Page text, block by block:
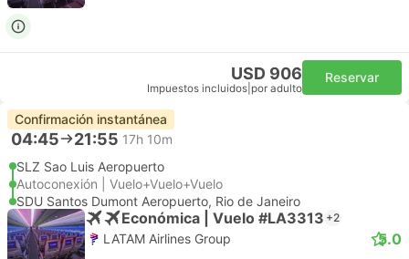
USD 906
Impuestos incluidos por adulto
Reservar
Confirmación instantánea
04:45 21:55 17h 10m
SLZ Sao Luis Aeropuerto
Autoconexión | Vuelo+Vuelo+Vuelo
SDU Santos Dumont Aeropuerto, Rio de Janeiro
Económica | Vuelo #LA3313 +2
LATAM Airlines Group 5.0